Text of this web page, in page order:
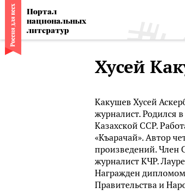
Портал
национальных
литератур
Хусей
Какушев Хусей
журналист. Родился
Казахской ССР.
«Къарачай». Автор
произведений. Член
журналист КЧР.
Награжден
Правительства и